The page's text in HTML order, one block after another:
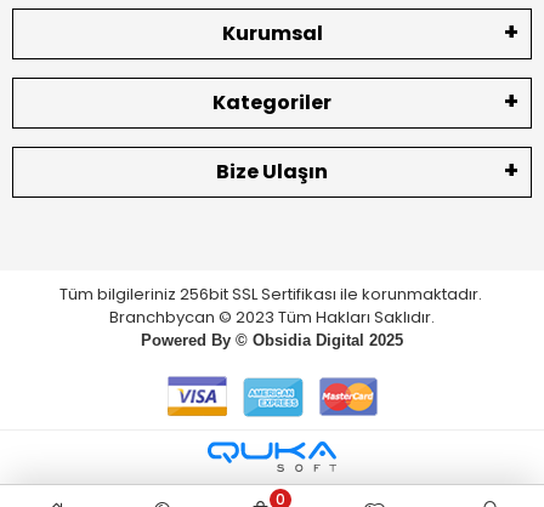
Kurumsal
Kategoriler
Bize Ulaşın
Tüm bilgileriniz 256bit SSL Sertifikası ile korunmaktadır.
Branchbycan © 2023 Tüm Hakları Saklıdır.
Powered By © Obsidia Digital 2025
0